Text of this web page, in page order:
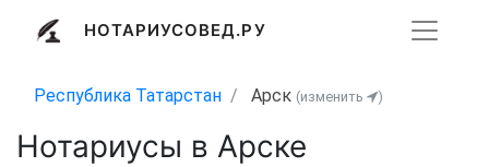
НОТАРИУСОВЕД.РУ
Республика Татарстан Арск (изменить )
Нотариусы в Арске